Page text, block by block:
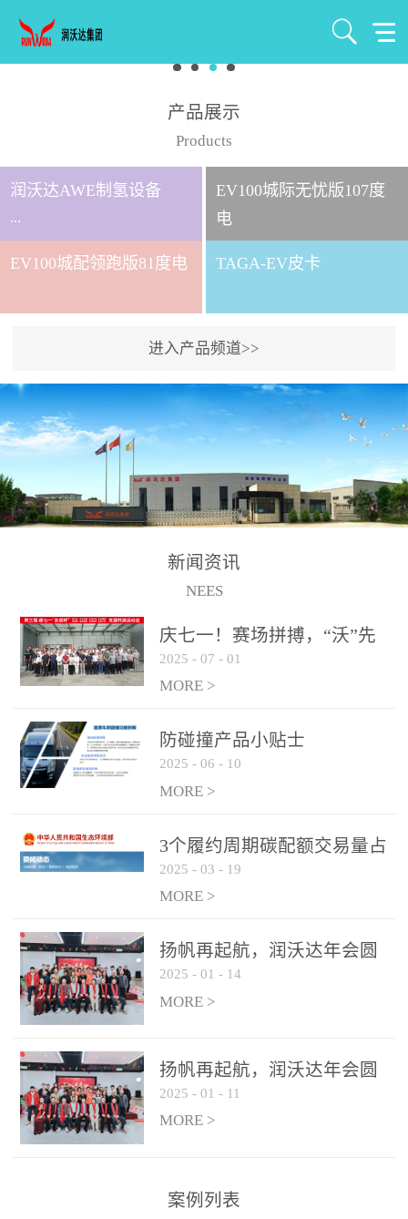
产品展示
Products
润沃达AWE制氢设备
...
司成立于2021年7月，注册
资金1000万元，是北京润
司。 公司主要从事氢气
制、储、加、用的相关技
术、产品的研发、销售及
道路货物运输业务。设备
的生产制造由位于连云港
的江苏润沃达环境科技有
限公司承担。 以下设备
为润沃达AWE制氢设备系
子、化工、冶金、建材等
行业的制氢 / 制氧设备，
纯化后可达到99.999%氢气
用需求。 气液
分离系统
纯化系统
控制系统
EV100城际无忧版107度
电
EV100城配领跑版81度电 TAGA-EV皮卡
进入产品频道>>
新闻资讯
NEES
庆七一！赛场拼搏，“沃”先
行！
2025 - 07 - 01
MORE >
防碰撞产品小贴士
2025 - 06 - 10
MORE >
3个履约周期碳配额交易量占
全国1/4 山东省碳排放强度持
续降低
2025 - 03 - 19
MORE >
扬帆再起航，润沃达年会圆
满结束！
2025 - 01 - 14
MORE >
扬帆再起航，润沃达年会圆
满结束！
2025 - 01 - 11
MORE >
案例列表